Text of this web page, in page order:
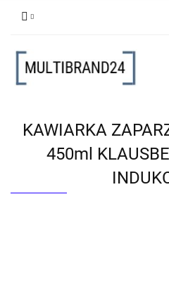
KAWIARKA
450ml